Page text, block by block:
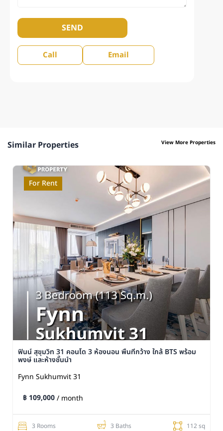
SEND
Call Email
Similar Properties View More Properties
For Rent
ฟินน์ สุขุมวิท 31 คอนโด 3 ห้องนอน พื้นที่กว้าง ใกล้ BTS พร้อม
พงษ์ และห้างชั้นนำ
Fynn Sukhumvit 31
฿ 109,000/ month
3 Rooms 3 Baths 112 sq